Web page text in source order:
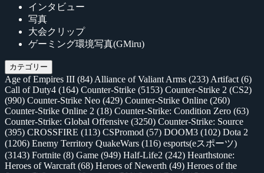
インタビュー
写真
大会クリップ
ゲーミング環境写真(GMiru)
カテゴリー
Age of Empires III (84) Alliance of Valiant Arms (233) Artifact (6)
Call of Duty4 (164) Counter-Strike (5153) Counter-Strike 2 (CS2)
(990) Counter-Strike Neo (429) Counter-Strike Online (260)
Counter-Strike Online 2 (18) Counter-Strike: Condition Zero (63)
Counter-Strike: Global Offensive (3250) Counter-Strike: Source
(395) CROSSFIRE (113) CSPromod (57) DOOM3 (102) Dota 2
(1206) Enemy Territory QuakeWars (116) esports(eスポーツ)
(3143) Fortnite (8) Game (949) Half-Life2 (242) Hearthstone:
Heroes of Warcraft (68) Heroes of Newerth (49) Heroes of the